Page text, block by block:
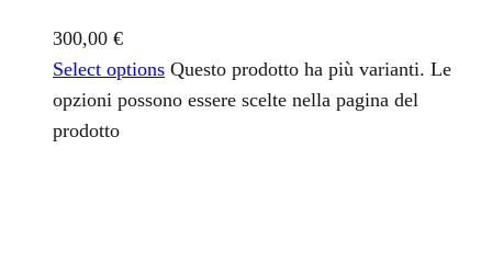
300,00 €
Select options Questo prodotto ha più varianti. Le
opzioni possono essere scelte nella pagina del
prodotto